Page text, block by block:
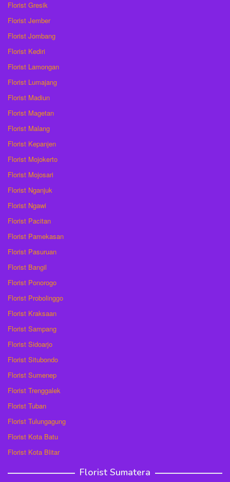
Florist Gresik
Florist Jember
Florist Jombang
Florist Kediri
Florist Lamongan
Florist Lumajang
Florist Madiun
Florist Magetan
Florist Malang
Florist Kepanjen
Florist Mojokerto
Florist Mojosari
Florist Nganjuk
Florist Ngawi
Florist Pacitan
Florist Pamekasan
Florist Pasuruan
Florist Bangil
Florist Ponorogo
Florist Probolinggo
Florist Kraksaan
Florist Sampang
Florist Sidoarjo
Florist Situbondo
Florist Sumenep
Florist Trenggalek
Florist Tuban
Florist Tulungagung
Florist Kota Batu
Florist Kota Blitar
Florist Sumatera